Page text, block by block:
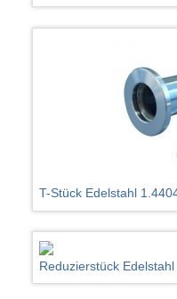
T-Stück Edelstahl
Reduzierstück Edelstahl